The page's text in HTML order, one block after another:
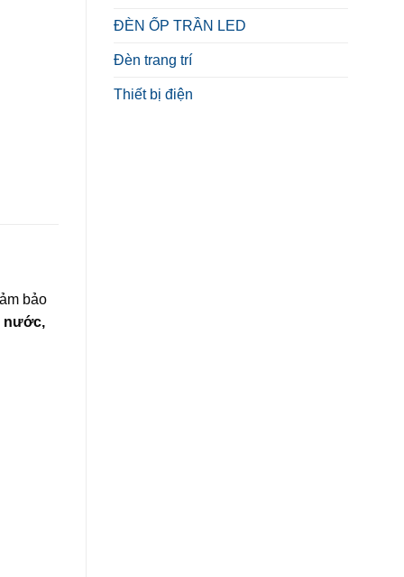
ĐÈN ỐP TRẦN LED
Đèn trang trí
Thiết bị điện
bảo
nước,